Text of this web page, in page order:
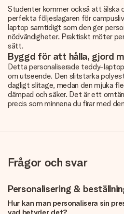
Studenter kommer också att älska
perfekta följeslagaren för
laptop samtidigt som den ger
nödvändigheter. Praktiskt möter
sätt.
Byggd för att hålla, gjord
Detta personaliserade teddy-
om utseende. Den slitstarka
dagligt slitage, medan den mjuka
dämpad och säker. Det är ett
precis som minnena du firar med
Frågor och svar
Personalisering &
Hur kan man personalisera sin